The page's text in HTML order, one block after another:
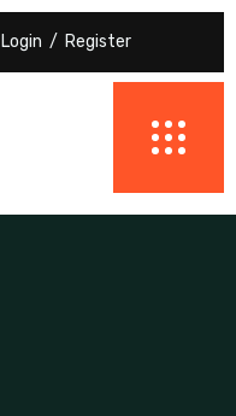
Login Register